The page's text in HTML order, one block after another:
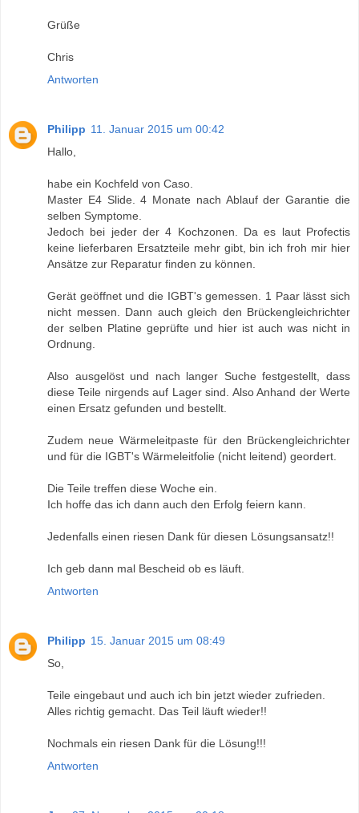
Grüße
Chris
Antworten
Philipp 11. Januar 2015 um 00:42
Hallo,
habe ein Kochfeld von Caso.
Master E4 Slide. 4 Monate nach Ablauf der Garantie die
selben Symptome.
Jedoch bei jeder der 4 Kochzonen. Da es laut Profectis
keine lieferbaren Ersatzteile mehr gibt, bin ich froh mir hier
Ansätze zur Reparatur finden zu können.
Gerät geöffnet und die IGBT's gemessen. 1 Paar lässt sich
nicht messen. Dann auch gleich den Brückengleichrichter
der selben Platine geprüfte und hier ist auch was nicht in
Ordnung.
Also ausgelöst und nach langer Suche festgestellt, dass
diese Teile nirgends auf Lager sind. Also Anhand der Werte
einen Ersatz gefunden und bestellt.
Zudem neue Wärmeleitpaste für den Brückengleichrichter
und für die IGBT's Wärmeleitfolie (nicht leitend) geordert.
Die Teile treffen diese Woche ein.
Ich hoffe das ich dann auch den Erfolg feiern kann.
Jedenfalls einen riesen Dank für diesen Lösungsansatz!!
Ich geb dann mal Bescheid ob es läuft.
Antworten
Philipp 15. Januar 2015 um 08:49
So,
Teile eingebaut und auch ich bin jetzt wieder zufrieden.
Alles richtig gemacht. Das Teil läuft wieder!!
Nochmals ein riesen Dank für die Lösung!!!
Antworten